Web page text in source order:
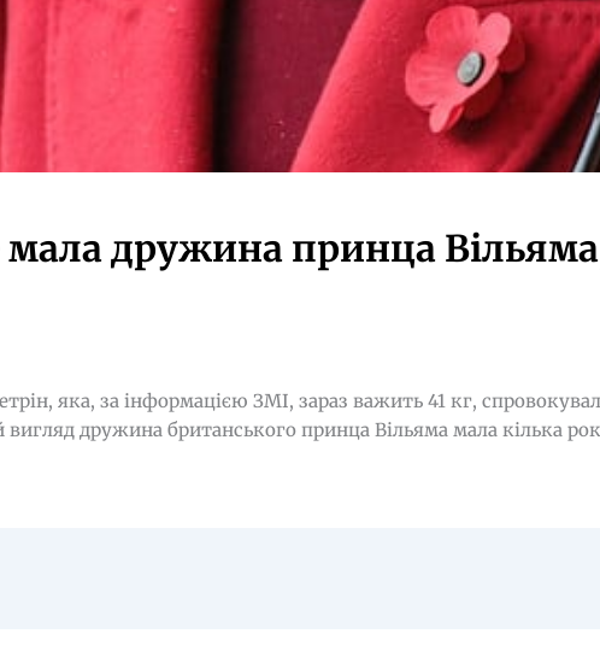
дружина принца
яка, за інформацією ЗМІ, зараз важить 41 кг,
вигляд дружина британського принца Вільяма мала кілька